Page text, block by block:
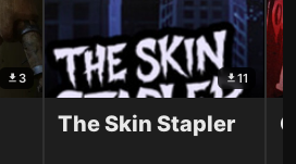
3 11
The Skin Stapler